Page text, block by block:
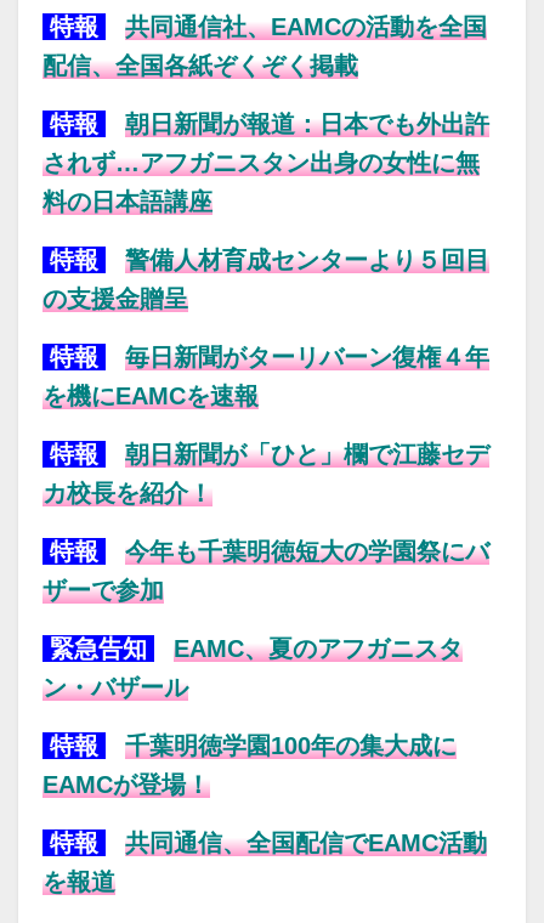
特報
共同通信社、EAMCの活動を全国
配信、全国各紙ぞくぞく掲載
特報
朝日新聞が報道：日本でも外出許
されず…アフガニスタン出身の女性に無
料の日本語講座
特報
警備人材育成センターより５回目
の支援金贈呈
特報
毎日新聞がターリバーン復権４年
を機にEAMCを速報
特報
朝日新聞が「ひと」欄で江藤セデ
カ校長を紹介！
特報
今年も千葉明徳短大の学園祭にバ
ザーで参加
緊急告知
EAMC、夏のアフガニスタ
ン・バザール
特報
千葉明徳学園100年の集大成に
EAMCが登場！
特報
共同通信、全国配信でEAMC活動
を報道